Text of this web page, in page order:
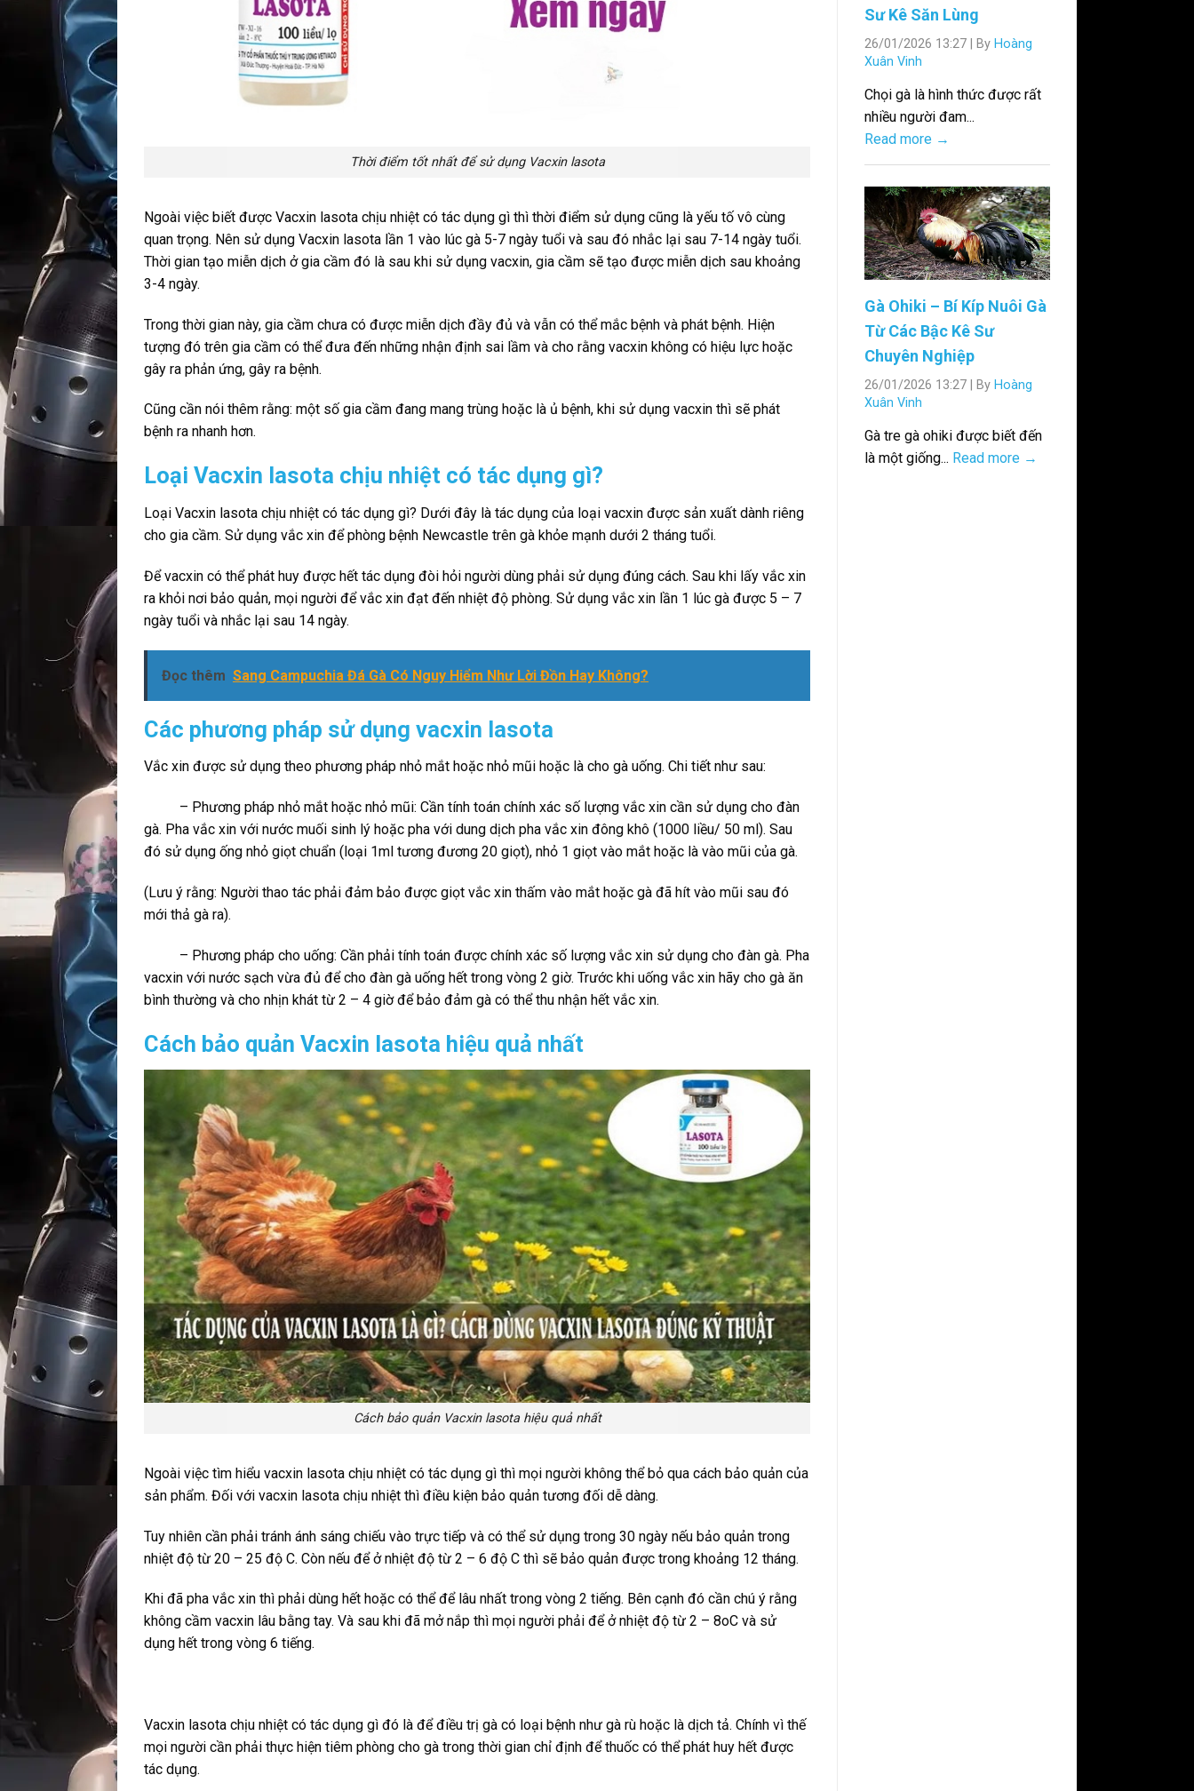
Thời điểm tốt nhất để sử dụng Vacxin lasota
Ngoài việc biết được Vacxin lasota chịu nhiệt có tác dụng gì thì thời điểm sử dụng cũng là yếu tố vô cùng
quan trọng. Nên sử dụng Vacxin lasota lần 1 vào lúc gà 5-7 ngày tuổi và sau đó nhắc lại sau 7-14 ngày tuổi.
Thời gian tạo miễn dịch ở gia cầm đó là sau khi sử dụng vacxin, gia cầm sẽ tạo được miễn dịch sau khoảng
3-4 ngày.
Trong thời gian này, gia cầm chưa có được miễn dịch đầy đủ và vẫn có thể mắc bệnh và phát bệnh. Hiện
tượng đó trên gia cầm có thể đưa đến những nhận định sai lầm và cho rằng vacxin không có hiệu lực hoặc
gây ra phản ứng, gây ra bệnh.
Cũng cần nói thêm rằng: một số gia cầm đang mang trùng hoặc là ủ bệnh, khi sử dụng vacxin thì sẽ phát
bệnh ra nhanh hơn.
Loại Vacxin lasota chịu nhiệt có tác dụng gì?
Loại Vacxin lasota chịu nhiệt có tác dụng gì? Dưới đây là tác dụng của loại vacxin được sản xuất dành riêng
cho gia cầm. Sử dụng vắc xin để phòng bệnh Newcastle trên gà khỏe mạnh dưới 2 tháng tuổi.
Để vacxin có thể phát huy được hết tác dụng đòi hỏi người dùng phải sử dụng đúng cách. Sau khi lấy vắc xin
ra khỏi nơi bảo quản, mọi người để vắc xin đạt đến nhiệt độ phòng. Sử dụng vắc xin lần 1 lúc gà được 5 – 7
ngày tuổi và nhắc lại sau 14 ngày.
Đọc thêm Sang Campuchia Đá Gà Có Nguy Hiểm Như Lời Đồn Hay Không?
Các phương pháp sử dụng vacxin lasota
Vắc xin được sử dụng theo phương pháp nhỏ mắt hoặc nhỏ mũi hoặc là cho gà uống. Chi tiết như sau:
– Phương pháp nhỏ mắt hoặc nhỏ mũi: Cần tính toán chính xác số lượng vắc xin cần sử dụng cho đàn
gà. Pha vắc xin với nước muối sinh lý hoặc pha với dung dịch pha vắc xin đông khô (1000 liều/ 50 ml). Sau
đó sử dụng ống nhỏ giọt chuẩn (loại 1ml tương đương 20 giọt), nhỏ 1 giọt vào mắt hoặc là vào mũi của gà.
(Lưu ý rằng: Người thao tác phải đảm bảo được giọt vắc xin thấm vào mắt hoặc gà đã hít vào mũi sau đó
mới thả gà ra).
– Phương pháp cho uống: Cần phải tính toán được chính xác số lượng vắc xin sử dụng cho đàn gà. Pha
vacxin với nước sạch vừa đủ để cho đàn gà uống hết trong vòng 2 giờ. Trước khi uống vắc xin hãy cho gà ăn
bình thường và cho nhịn khát từ 2 – 4 giờ để bảo đảm gà có thể thu nhận hết vắc xin.
Cách bảo quản Vacxin lasota hiệu quả nhất
Cách bảo quản Vacxin lasota hiệu quả nhất
Ngoài việc tìm hiểu vacxin lasota chịu nhiệt có tác dụng gì thì mọi người không thể bỏ qua cách bảo quản của
sản phẩm. Đối với vacxin lasota chịu nhiệt thì điều kiện bảo quản tương đối dễ dàng.
Tuy nhiên cần phải tránh ánh sáng chiếu vào trực tiếp và có thể sử dụng trong 30 ngày nếu bảo quản trong
nhiệt độ từ 20 – 25 độ C. Còn nếu để ở nhiệt độ từ 2 – 6 độ C thì sẽ bảo quản được trong khoảng 12 tháng.
Khi đã pha vắc xin thì phải dùng hết hoặc có thể để lâu nhất trong vòng 2 tiếng. Bên cạnh đó cần chú ý rằng
không cầm vacxin lâu bằng tay. Và sau khi đã mở nắp thì mọi người phải để ở nhiệt độ từ 2 – 8oC và sử
dụng hết trong vòng 6 tiếng.
Vacxin lasota chịu nhiệt có tác dụng gì đó là để điều trị gà có loại bệnh như gà rù hoặc là dịch tả. Chính vì thế
mọi người cần phải thực hiện tiêm phòng cho gà trong thời gian chỉ định để thuốc có thể phát huy hết được
tác dụng.
Sư Kê Săn Lùng
26/01/2026 13:27 By Hoàng
Xuân Vinh
Chọi gà là hình thức được rất
nhiều người đam...
Read more →
Gà Ohiki – Bí Kíp Nuôi Gà
Từ Các Bậc Kê Sư
Chuyên Nghiệp
26/01/2026 13:27 By Hoàng
Xuân Vinh
Gà tre gà ohiki được biết đến
là một giống... Read more →